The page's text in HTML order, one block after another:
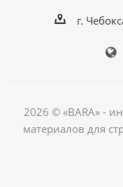
г.
2026 © «BARA» -
материалов для